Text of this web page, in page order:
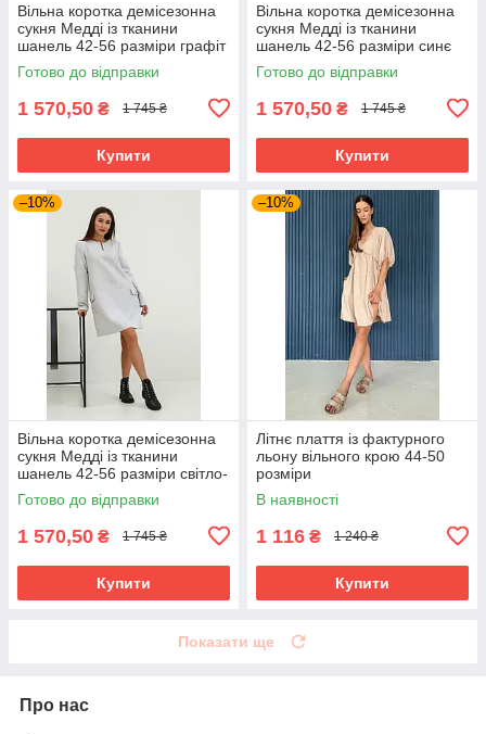
Вільна коротка демісезонна
сукня Медді із тканини
шанель 42-56 разміри графіт
Готово до відправки
1 570,50 ₴ 1 745 ₴
Купити
Вільна коротка демісезонна
сукня Медді із тканини
шанель 42-56 разміри синє
Готово до відправки
1 570,50 ₴ 1 745 ₴
Купити
–10%
Вільна коротка демісезонна
сукня Медді із тканини
шанель 42-56 разміри світло-
сіра
Готово до відправки
1 570,50 ₴ 1 745 ₴
Купити
–10%
Літнє плаття із фактурного
льону вільного крою 44-50
розміри
В наявності
1 116 ₴ 1 240 ₴
Купити
Показати ще
Про нас